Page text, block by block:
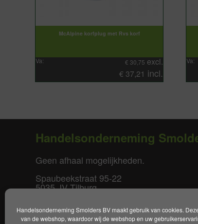
Handelsonderneming Smolders BV maakt gebruik van cookies.
van de webshop, waardoor wij de webshop en uw
McAlpine korfplug met Rvs korf
Va: € 30,75 excl.
€ 37,21 incl.
Va:
Handelsonderneming
Geen afhaal mogelijkheden.
Spaubeekstraat 95-22
5035 JV Tilburg
T. +31(0)85-0640877
E.info@smoldersbv.nl